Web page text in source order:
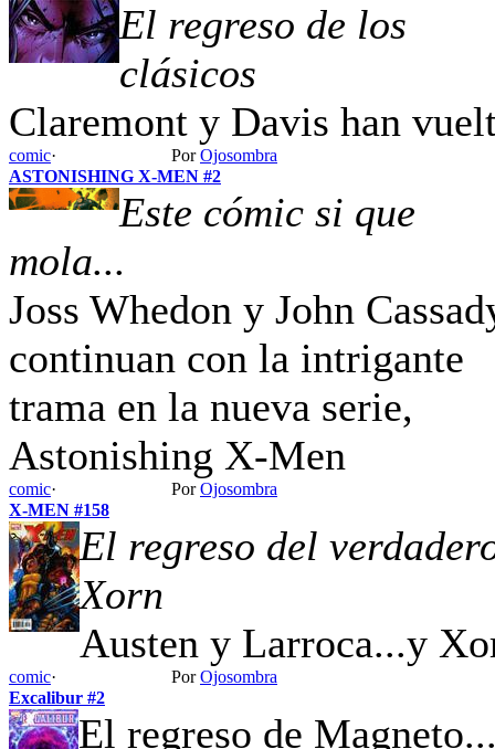
El regreso de los
clásicos
Claremont y Davis han
comic· PorOjosombra
ASTONISHING X-MEN #2
Este cómic si que
mola...
Joss Whedon y John
continuan con la intrigante
trama en la nueva serie,
Astonishing X-Men
comic· PorOjosombra
X-MEN #158
El regreso del
Xorn
Austen y Larroca...y
comic· PorOjosombra
Excalibur #2
El regreso de